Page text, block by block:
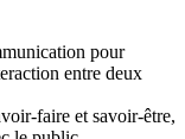
pour
entre deux
faire et savoir-être,